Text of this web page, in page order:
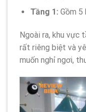
Tầng 1: Gồm 5
Ngoài ra, khu vực
rất riêng biệt và
muốn nghỉ ngơi,